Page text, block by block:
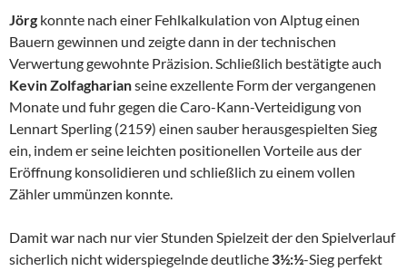
Jörg konnte nach einer Fehlkalkulation von Alptug einen
Bauern gewinnen und zeigte dann in der technischen
Verwertung gewohnte Präzision. Schließlich bestätigte auch
Kevin Zolfagharianseine exzellente Form der vergangenen
Monate und fuhr gegen die Caro-Kann-Verteidigung von
Lennart Sperling (2159) einen sauber herausgespielten Sieg
ein, indem er seine leichten positionellen Vorteile aus der
Eröffnung konsolidieren und schließlich zu einem vollen
Zähler ummünzen konnte.
Damit war nach nur vier Stunden Spielzeit der den Spielverlauf
sicherlich nicht widerspiegelnde deutliche 3½:½-Sieg perfekt